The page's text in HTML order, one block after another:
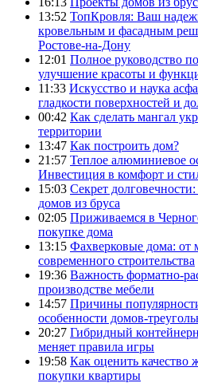
13:52 ТопКровля: Ваш
кровельным и фасадным
Ростове-на-Дону
12:01 Полное руководство
улучшение красоты и
11:33 Искусство и наука
гладкости поверхностей и
00:42 Как сделать мангал
территории
13:47 Как построить дом?
21:57 Теплое алюминиевое
Инвестиция в комфорт и
15:03 Секрет
домов из бруса
02:05 Приживаемся в
покупке дома
13:15 Фахверковые дома: от
современного строительства
19:36 Важность форматно-
производстве мебели
14:57 Причины
особенности домов-
20:27 Гибридный
меняет правила игры
19:58 Как оценить качество
покупки квартиры